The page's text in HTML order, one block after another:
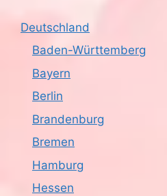
Deutschland
Baden-Württemberg
Bayern
Berlin
Brandenburg
Bremen
Hamburg
Hessen